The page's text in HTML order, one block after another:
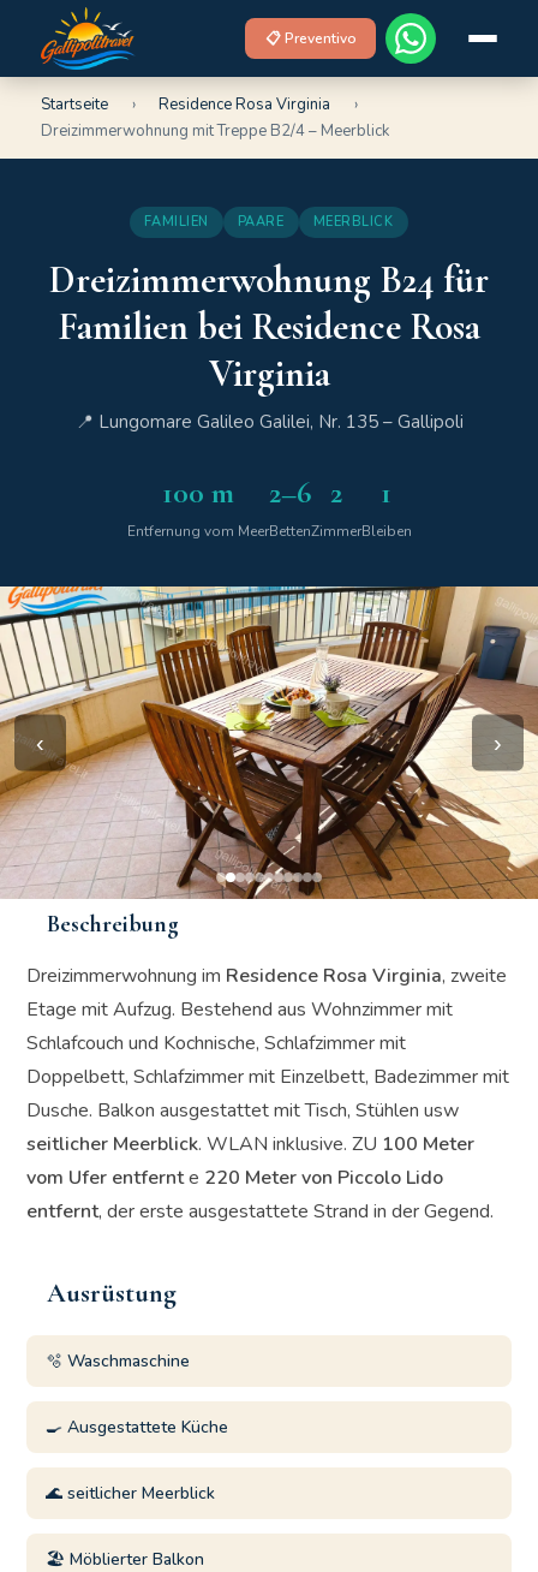
📋 Preventivo
Startseite › Residence Rosa Virginia
›
Dreizimmerwohnung mit Treppe B2/4 – Meerblick
FAMILIEN PAARE MEERBLICK
Dreizimmerwohnung B24 für
Familien bei Residence Rosa
Virginia
📍 Lungomare Galileo Galilei, Nr. 135 – Gallipoli
100 m
Entfernung vom Meer
2–6
Betten
2
Zimmer
1
Bleiben
‹ ›
Beschreibung
Dreizimmerwohnung im Residence Rosa Virginia, zweite
Etage mit Aufzug. Bestehend aus Wohnzimmer mit
Schlafcouch und Kochnische, Schlafzimmer mit
Doppelbett, Schlafzimmer mit Einzelbett, Badezimmer mit
Dusche. Balkon ausgestattet mit Tisch, Stühlen usw
seitlicher Meerblick. WLAN inklusive. ZU 100 Meter
vom Ufer entfernte 220 Meter von Piccolo Lido
entfernt, der erste ausgestattete Strand in der Gegend.
Ausrüstung
🫧 Waschmaschine
🍳 Ausgestattete Küche
🌊 seitlicher Meerblick
🏖️ Möblierter Balkon